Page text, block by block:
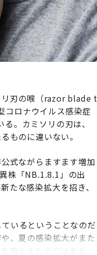
リ刃の喉（razor blade t
コロナウイルス感染症
。カミソリの刃は、
ものに違いない。
式ながらますます増加
株「NB.1.8.1」の出
たな感染拡大を招き、
いるということなのだ
、夏の感染拡大がまた